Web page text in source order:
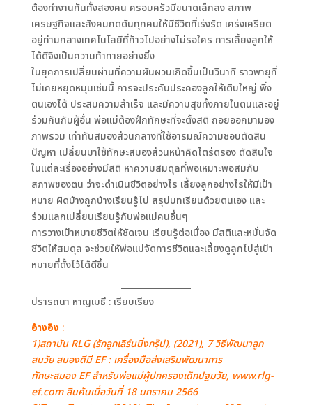
ต้องทำงานกันทั้งสองคน ครอบครัวมีขนาดเล็กลง สภาพ
เศรษฐกิจและสังคมกดดันทุกคนให้มีชีวิตที่เร่งรัด เคร่งเครียด
อยู่ท่ามกลางเทคโนโลยีที่ก้าวไปอย่างไม่รอใคร การเลี้ยงลูกให้
ได้ดีจึงเป็นความท้าทายอย่างยิ่ง
ในยุคการเปลี่ยนผ่านที่ความผันผวนเกิดขึ้นเป็นวินาที ราวพายุที่
ไม่เคยหยุดหมุนเช่นนี้ การจะประคับประคองลูกให้เติบใหญ่ พึ่ง
ตนเองได้ ประสบความสำเร็จ และมีความสุขทั้งภายในตนและอยู่
ร่วมกันกับผู้อื่น พ่อแม่ต้องฝึกทักษะที่จะตั้งสติ ถอยออกมามอง
ภาพรวม เท่าทันสมองส่วนกลางที่ใช้อารมณ์ความชอบตัดสิน
ปัญหา เปลี่ยนมาใช้ทักษะสมองส่วนหน้าคิดไตร่ตรอง ตัดสินใจ
ในแต่ละเรื่องอย่างมีสติ หาความสมดุลที่พอเหมาะพอสมกับ
สภาพของตน ว่าจะดำเนินชีวิตอย่างไร เลี้ยงลูกอย่างไรให้มีเป้า
หมาย ผิดบ้างถูกบ้างเรียนรู้ไป สรุปบทเรียนด้วยตนเอง และ
ร่วมแลกเปลี่ยนเรียนรู้กับพ่อแม่คนอื่นๆ
การวางเป้าหมายชีวิตให้ชัดเจน เรียนรู้ต่อเนื่อง มีสติและหมั่นจัด
ชีวิตให้สมดุล จะช่วยให้พ่อแม่จัดการชีวิตและเลี้ยงดูลูกไปสู่เป้า
หมายที่ตั้งไว้ได้ดีขึ้น
ปรารถนา หาญเมธี : เรียบเรียง
อ้างอิง :
1)สถาบัน RLG (รักลูกเลิร์นนิ่งกรุ๊ป), (2021), 7 วิธีพัฒนาลูก
สมวัย สมองดีมี EF : เครื่องมือส่งเสริมพัฒนาการ
ทักษะสมอง EF สำหรับพ่อแม่ผู้ปกครองเด็กปฐมวัย, www.rlg-
ef.com สืบค้นเมื่อวันที่ 18 มกราคม 2566